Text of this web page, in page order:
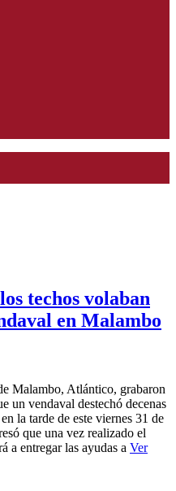
techos volaban
en Malambo
Malambo, Atlántico, grabaron
un vendaval destechó decenas
la tarde de este viernes 31 de
que una vez realizado el
a entregar las ayudas a Ver